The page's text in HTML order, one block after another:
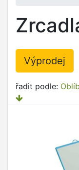
Výprodej
řadit podle: